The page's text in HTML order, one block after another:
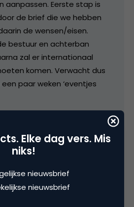
aanpassen. Eerste stap is
de brief die we hebben
de wensen/eisen.
bestuur en achterban
zal er internationaal
komen. Verwacht dus
paar weken ‘eventjes
Elke dag vers. Mis
niks!
nieuwsbrief
nieuwsbrief